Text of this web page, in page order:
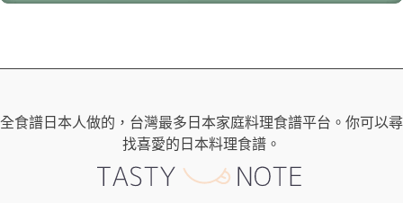
全食譜日本人做的，台灣最多日本家庭料理食譜平台。你可以尋
找喜愛的日本料理食譜。